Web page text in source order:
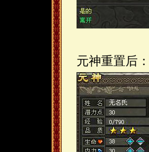
元神重置后：